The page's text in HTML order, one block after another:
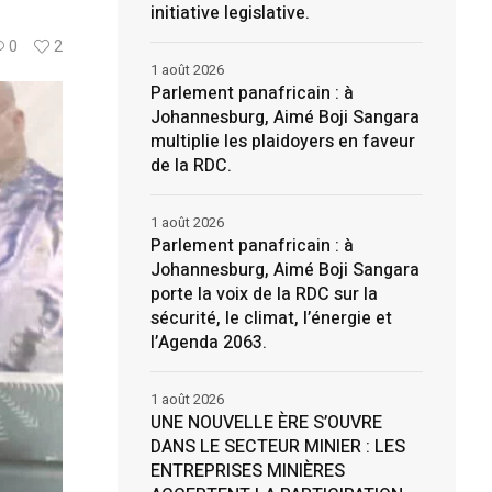
0 2
initiative legislative.
Parlement panafricain : à
Johannesburg, Aimé Boji Sangara
multiplie les plaidoyers en faveur
de la RDC.
1 août 2026
Parlement panafricain : à
Johannesburg, Aimé Boji Sangara
porte la voix de la RDC sur la
sécurité, le climat, l’énergie et
l’Agenda 2063.
1 août 2026
UNE NOUVELLE ÈRE S’OUVRE
DANS LE SECTEUR MINIER : LES
ENTREPRISES MINIÈRES
1 août 2026